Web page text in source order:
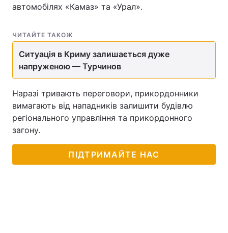
автомобілях «Камаз» та «Урал».
ЧИТАЙТЕ ТАКОЖ
Ситуація в Криму залишається дуже
напруженою — Турчинов
Наразі тривають переговори, прикордонники
вимагають від нападників залишити будівлю
регіонального управління та прикордонного
загону.
ПІДТРИМАЙТЕ НАС